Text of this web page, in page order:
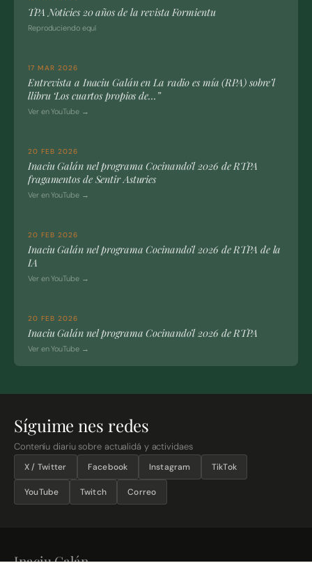
TPA Noticies 20 años de la revista Formientu
Reproduciendo equí
17 MAR 2026
Entrevista a Inaciu Galán en La radio es mía (RPA) sobre’l
llibru ‘Los cuartos propios de…”
Ver en YouTube →
20 FEB 2026
Inaciu Galán nel programa Cocinando’l 2026 de RTPA
fragamentos de Sentir Asturies
Ver en YouTube →
20 FEB 2026
Inaciu Galán nel programa Cocinando’l 2026 de RTPA de la
IA
Ver en YouTube →
20 FEB 2026
Inaciu Galán nel programa Cocinando’l 2026 de RTPA
Ver en YouTube →
Síguime nes redes
Conteníu diariu sobre actualidá y actividaes
X / Twitter Facebook Instagram TikTok
YouTube Twitch Correo